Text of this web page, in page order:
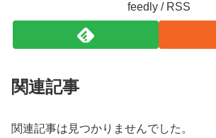
feedly / RSS
関連記事
関連記事は見つかりませんでした。